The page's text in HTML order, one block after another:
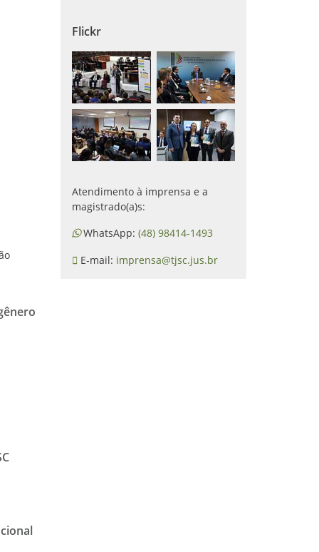
Flickr
Atendimento à imprensa e a
magistrado(a)s:
WhatsApp: (48) 98414-1493
E-mail: imprensa@tjsc.jus.br